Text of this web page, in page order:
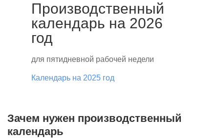
Производственный
календарь на 2026
год
для пятидневной рабочей недели
Календарь на 2025 год
Зачем нужен производственный
календарь